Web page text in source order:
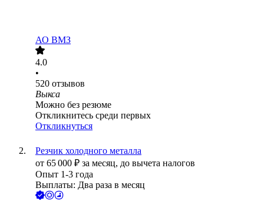
АО ВМЗ
4.0
•
520 отзывов
Выкса
Можно без резюме
Откликнитесь среди первых
Откликнуться
Резчик холодного металла
от 65 000 ₽ за месяц, до вычета налогов
Опыт 1-3 года
Выплаты: Два раза в месяц